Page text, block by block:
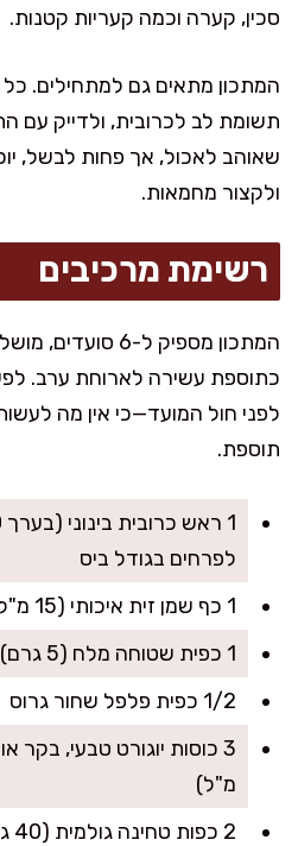
סכין, קערה וכמה קעריות קטנות.
המתכון מתאים גם למתחילים.
תשומת לב לכרובית, ולדייק עם
שאוהב לאכול, אך פחות לבשל,
ולקצור מחמאות.
רשימת מרכיבים
המתכון מספיק ל-6
כתוספת עשירה לארוחת ערב.
לפני חול המועד—כי אין מה
תוספת.
לפרחים בגודל ביס
1 כף שמן זית איכותי (15 מ"ל)
1 כפית שטוחה מלח (5 גרם)
1/2 כפית פלפל שחור גרוס
מ"ל)
2 כפות טחינה גולמית (40 גרם)